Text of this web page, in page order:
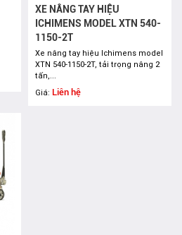
XE NÂNG TAY HIỆU
ICHIMENS MODEL XTN 540-
1150-2T
Xe nâng tay hiệu Ichimens model
XTN 540-1150-2T, tải trọng nâng 2
tấn,...
Giá: Liên hệ